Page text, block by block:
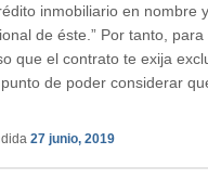
inmobiliario en nombre
de éste.” Por tanto,
que el contrato te exija
de poder considerar
27 junio, 2019